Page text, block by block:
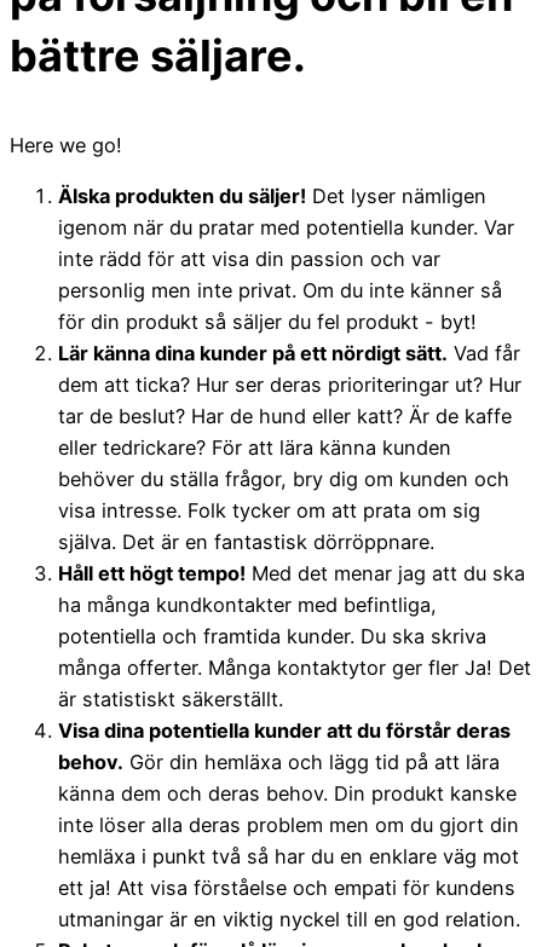
bättre säljare.
Here we go!
Älska produkten du säljer! Det lyser nämligen
igenom när du pratar med potentiella kunder. Var
inte rädd för att visa din passion och var
personlig men inte privat. Om du inte känner så
för din produkt så säljer du fel produkt - byt!
Lär känna dina kunder på ett nördigt sätt. Vad får
dem att ticka? Hur ser deras prioriteringar ut? Hur
tar de beslut? Har de hund eller katt? Är de kaffe
eller tedrickare? För att lära känna kunden
behöver du ställa frågor, bry dig om kunden och
visa intresse. Folk tycker om att prata om sig
själva. Det är en fantastisk dörröppnare.
Håll ett högt tempo! Med det menar jag att du ska
ha många kundkontakter med befintliga,
potentiella och framtida kunder. Du ska skriva
många offerter. Många kontaktytor ger fler Ja! Det
är statistiskt säkerställt.
Visa dina potentiella kunder att du förstår deras
behov. Gör din hemläxa och lägg tid på att lära
känna dem och deras behov. Din produkt kanske
inte löser alla deras problem men om du gjort din
hemläxa i punkt två så har du en enklare väg mot
ett ja! Att visa förståelse och empati för kundens
utmaningar är en viktig nyckel till en god relation.